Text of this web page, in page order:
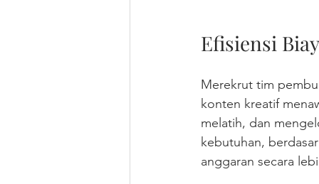
Efisiensi
Merekrut tim
konten kreatif
melatih, dan
kebutuhan,
anggaran secara